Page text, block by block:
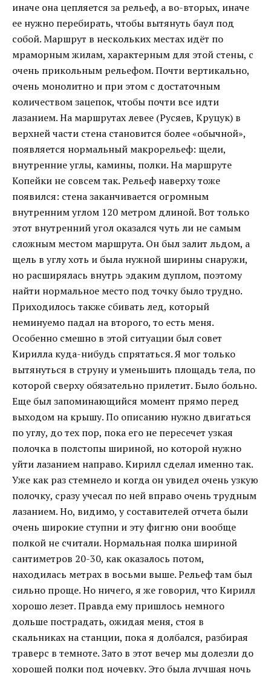
иначе она цепляется за рельеф, а во-вторых, иначе
ее нужно перебирать, чтобы вытянуть баул под
собой. Маршрут в нескольких местах идёт по
мраморным жилам, характерным для этой стены, с
очень прикольным рельефом. Почти вертикально,
очень монолитно и при этом с достаточным
количеством зацепок, чтобы почти все идти
лазанием. На маршрутах левее (Русяев, Круцук) в
верхней части стена становится более «обычной»,
появляется нормальный макрорельеф: щели,
внутренние углы, камины, полки. На маршруте
Копейки не совсем так. Рельеф наверху тоже
появился: стена заканчивается огромным
внутренним углом 120 метром длиной. Вот только
этот внутренний угол оказался чуть ли не самым
сложным местом маршрута. Он был залит льдом, а
щель в углу хоть и была нужной ширины снаружи,
но расширялась внутрь эдаким дуплом, поэтому
найти нормальное место под точку было трудно.
Приходилось также сбивать лед, который
неминуемо падал на второго, то есть меня.
Особенно смешно в этой ситуации был совет
Кирилла куда-нибудь спрятаться. Я мог только
вытянуться в струну и уменьшить площадь тела, по
которой сверху обязательно прилетит. Было больно.
Еще был запоминающийся момент прямо перед
выходом на крышу. По описанию нужно двигаться
по углу, до тех пор, пока его не пересечет узкая
полочка в полстопы шириной, но которой нужно
уйти лазанием направо. Кирилл сделал именно так.
Уже как раз стемнело и когда он увидел очень узкую
полочку, сразу учесал по ней вправо очень трудным
лазанием. Но, видимо, у составителей отчета были
очень широкие ступни и эту фигню они вообще
полкой не считали. Нормальная полка шириной
сантиметров 20-30, как оказалось потом,
находилась метрах в восьми выше. Рельеф там был
сильно проще. Но ничего, я же говорил, что Кирилл
хорошо лезет. Правда ему пришлось немного
дольше пострадать, ожидая меня, стоя в
скальниках на станции, пока я долбался, разбирая
траверс в темноте. Зато в этот вечер мы долезли до
хорошей полки под ночевку. Это была лучшая ночь